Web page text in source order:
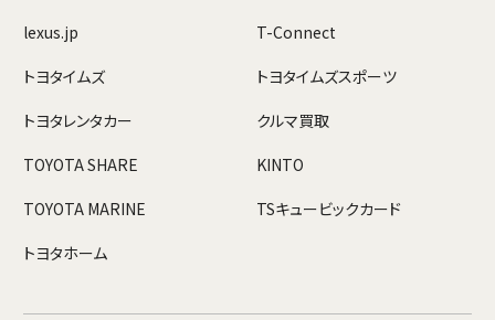
lexus.jp
T-Connect
トヨタイムズ
トヨタイムズスポーツ
トヨタレンタカー
クルマ買取
TOYOTA SHARE
KINTO
TOYOTA MARINE
TSキュービックカード
トヨタホーム